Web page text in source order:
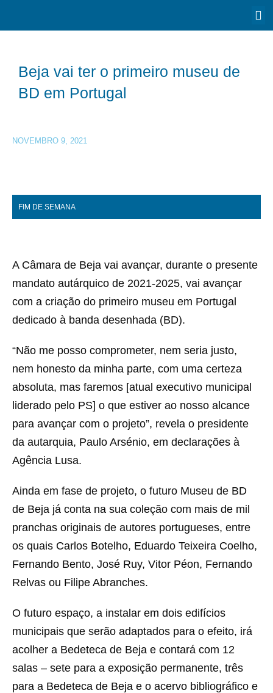
Beja vai ter o primeiro museu de
BD em Portugal
NOVEMBRO 9, 2021
FIM DE SEMANA
A Câmara de Beja vai avançar, durante o presente
mandato autárquico de 2021-2025, vai avançar
com a criação do primeiro museu em Portugal
dedicado à banda desenhada (BD).
“Não me posso comprometer, nem seria justo,
nem honesto da minha parte, com uma certeza
absoluta, mas faremos [atual executivo municipal
liderado pelo PS] o que estiver ao nosso alcance
para avançar com o projeto”, revela o presidente
da autarquia, Paulo Arsénio, em declarações à
Agência Lusa.
Ainda em fase de projeto, o futuro Museu de BD
de Beja já conta na sua coleção com mais de mil
pranchas originais de autores portugueses, entre
os quais Carlos Botelho, Eduardo Teixeira Coelho,
Fernando Bento, José Ruy, Vitor Péon, Fernando
Relvas ou Filipe Abranches.
O futuro espaço, a instalar em dois edifícios
municipais que serão adaptados para o efeito, irá
acolher a Bedeteca de Beja e contará com 12
salas – sete para a exposição permanente, três
para a Bedeteca de Beja e o acervo bibliográfico e